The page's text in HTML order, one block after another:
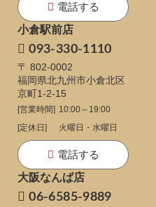
電話する
小倉駅前店
093-330-1110
〒 802-0002
福岡県北九州市小倉北区
京町1-2-15
[営業時間] 10:00～19:00
[定休日]
火曜日・水曜日
電話する
大阪なんば店
06-6585-9889